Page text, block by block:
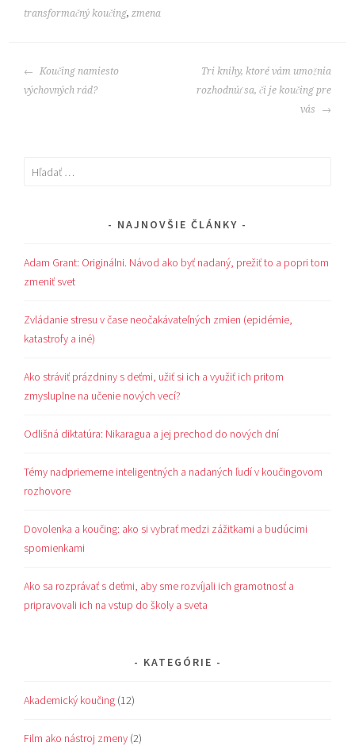
transformačný koučing,zmena
POST
NAVIGATION
Koučing namiesto
výchovných rád?
Tri knihy, ktoré vám umožnia
rozhodnúť sa, či je koučing pre
vás
Hľadať:
NAJNOVŠIE ČLÁNKY
Adam Grant: Originálni. Návod ako byť nadaný, prežiť to a popri tom
zmeniť svet
Zvládanie stresu v čase neočakávateľných zmien (epidémie,
katastrofy a iné)
Ako stráviť prázdniny s deťmi, užiť si ich a využiť ich pritom
zmysluplne na učenie nových vecí?
Odlišná diktatúra: Nikaragua a jej prechod do nových dní
Témy nadpriemerne inteligentných a nadaných ľudí v koučingovom
rozhovore
Dovolenka a koučing: ako si vybrať medzi zážitkami a budúcimi
spomienkami
Ako sa rozprávať s deťmi, aby sme rozvíjali ich gramotnosť a
pripravovali ich na vstup do školy a sveta
KATEGÓRIE
Akademický koučing (12)
Film ako nástroj zmeny (2)